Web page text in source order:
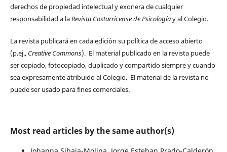
derechos de propiedad intelectual y exonera de cualquier
responsabilidad a laRevista Costarricense de Psicologíay al Colegio.
La revista publicará en cada edición su política de acceso abierto
(p.ej., Creative Commons). El material publicado en la revista puede
ser copiado, fotocopiado, duplicado y compartido siempre y cuando
sea expresamente atribuido al Colegio. El material de la revista no
puede ser usado para fines comerciales.
Most read articles by the same author(s)